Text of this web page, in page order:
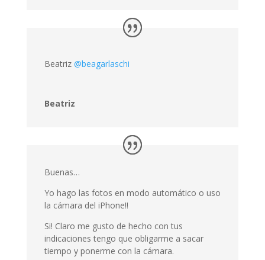
Beatriz @beagarlaschi
Beatriz
Buenas…
Yo hago las fotos en modo automático o uso
la cámara del iPhone!!
Si! Claro me gusto de hecho con tus
indicaciones tengo que obligarme a sacar
tiempo y ponerme con la cámara.